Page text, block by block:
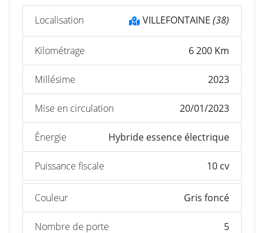
Localisation VILLEFONTAINE (38)
Kilométrage 6 200 Km
Millésime 2023
Mise en circulation 20/01/2023
Énergie Hybride essence électrique
Puissance fiscale 10 cv
Couleur Gris foncé
Nombre de porte 5